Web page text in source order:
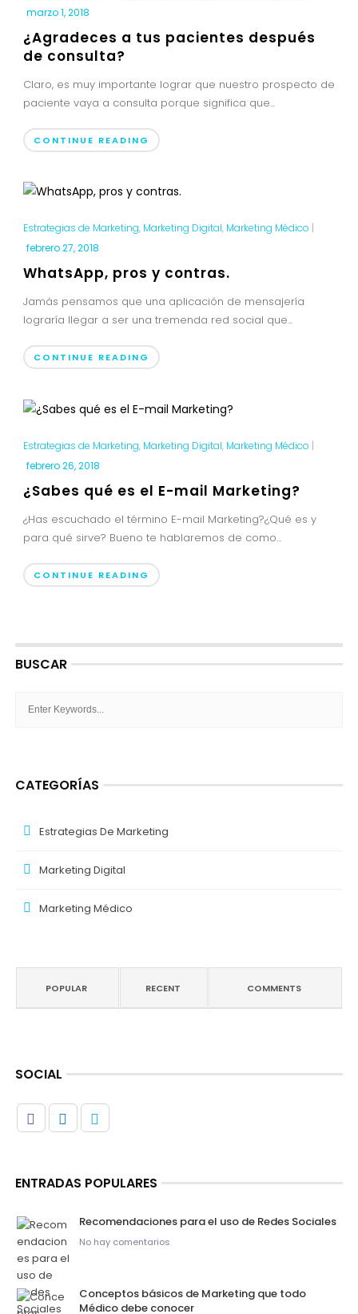
marzo 1, 2018
¿Agradeces a tus pacientes después
de consulta?
Claro, es muy importante lograr que nuestro prospecto de
paciente vaya a consulta porque significa que...
CONTINUE READING
Estrategias de Marketing, Marketing Digital, Marketing Médico |
febrero 27, 2018
WhatsApp, pros y contras.
Jamás pensamos que una aplicación de mensajería
lograría llegar a ser una tremenda red social que...
CONTINUE READING
Estrategias de Marketing, Marketing Digital, Marketing Médico |
febrero 26, 2018
¿Sabes qué es el E-mail Marketing?
¿Has escuchado el término E-mail Marketing?¿Qué es y
para qué sirve? Bueno te hablaremos de como...
CONTINUE READING
BUSCAR
CATEGORÍAS
Estrategias De Marketing
Marketing Digital
Marketing Médico
POPULAR RECENT COMMENTS
SOCIAL
ENTRADAS POPULARES
Recomendaciones para el uso de Redes Sociales
No hay comentarios
Conceptos básicos de Marketing que todo
Médico debe conocer